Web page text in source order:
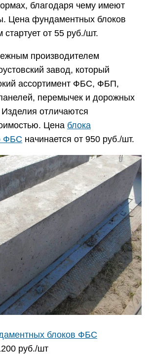
благодаря чему имеют
Цена фундаментных блоков
от 55 руб./шт.
производителем
завод, который
ассортимент ФБС, ФБП,
перемычек и дорожных
Изделия отличаются
Цена блока
ФБС начинается от 950 руб./шт.
блоков ФБС
руб./шт